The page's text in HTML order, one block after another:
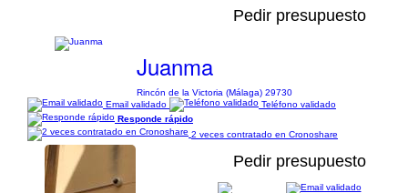
Pedir presupuesto
Juanma
Rincón de la Victoria (Málaga) 29730
Email validado
Teléfono validado
Responde rápido
2 veces contratado en Cronoshare
Pedir presupuesto